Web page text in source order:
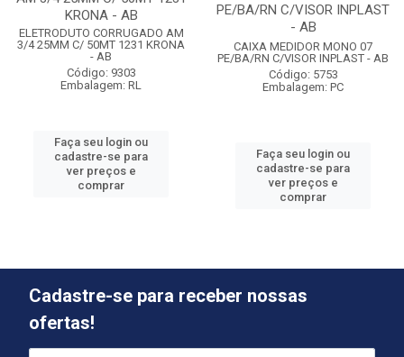
KRONA - AB
ELETRODUTO CORRUGADO AM
3/4 25MM C/ 50MT 1231 KRONA
- AB
Código: 9303
Embalagem: RL
Faça seu login ou
cadastre-se para
ver preços e
comprar
PE/BA/RN C/VISOR INPLAST
- AB
CAIXA MEDIDOR MONO 07
PE/BA/RN C/VISOR INPLAST - AB
Código: 5753
Embalagem: PC
Faça seu login ou
cadastre-se para
ver preços e
comprar
Cadastre-se para receber nossas
ofertas!